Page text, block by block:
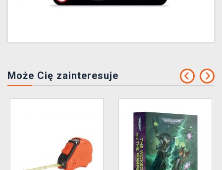
Może Cię zainteresuje